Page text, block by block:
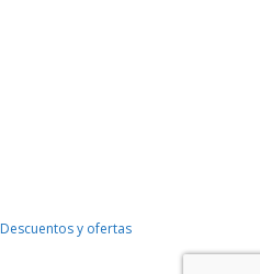
Descuentos y ofertas